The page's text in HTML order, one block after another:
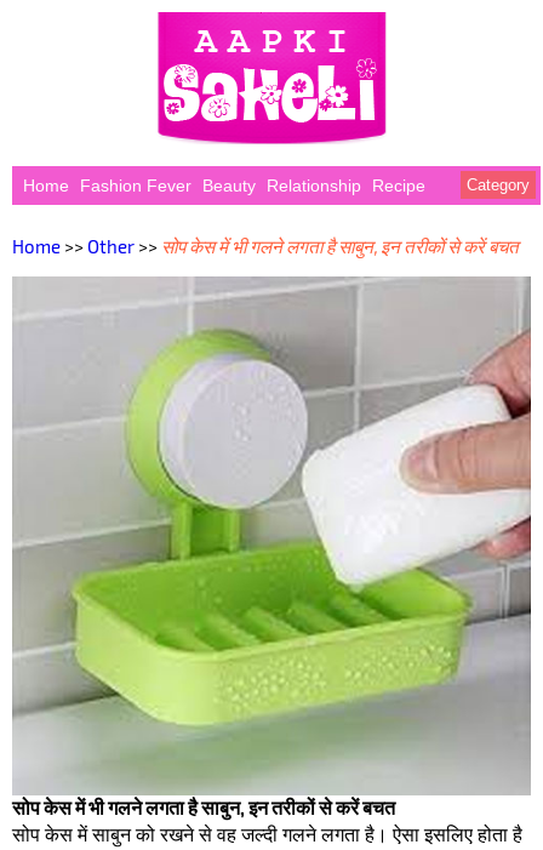
Home Fashion Fever Beauty Relationship Recipe Category
Home >> Other >> सोप केस में भी गलने लगता है साबुन, इन तरीकों से करें बचत
सोप केस में भी गलने लगता है साबुन, इन तरीकों से करें बचत
सोप केस में साबुन को रखने से वह जल्दी गलने लगता है। ऐसा इसलिए होता है